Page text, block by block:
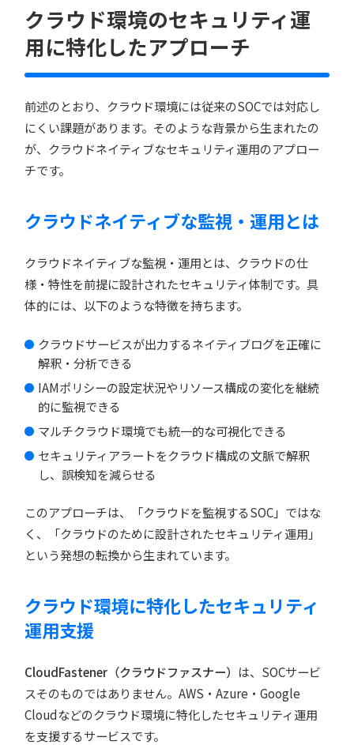
クラウド環境のセキュリティ運
用に特化したアプローチ
前述のとおり、クラウド環境には従来のSOCでは対応し
にくい課題があります。そのような背景から生まれたの
が、クラウドネイティブなセキュリティ運用のアプロー
チです。
クラウドネイティブな監視・運用とは
クラウドネイティブな監視・運用とは、クラウドの仕
様・特性を前提に設計されたセキュリティ体制です。具
体的には、以下のような特徴を持ちます。
クラウドサービスが出力するネイティブログを正確に
解釈・分析できる
IAMポリシーの設定状況やリソース構成の変化を継続
的に監視できる
マルチクラウド環境でも統一的な可視化できる
セキュリティアラートをクラウド構成の文脈で解釈
し、誤検知を減らせる
このアプローチは、「クラウドを監視するSOC」ではな
く、「クラウドのために設計されたセキュリティ運用」
という発想の転換から生まれています。
クラウド環境に特化したセキュリティ
運用支援
CloudFastener（クラウドファスナー） は、SOCサービ
スそのものではありません。AWS・Azure・Google
Cloudなどのクラウド環境に特化したセキュリティ運用
を支援するサービスです。